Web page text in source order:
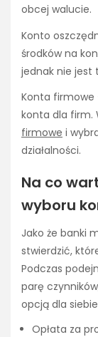
obcej walucie.
Konto
środków na
jednak nie jest
Konta firmowe
konta dla firm.
firmowe i
działalności.
Na co
wyboru
Jako że banki
stwierdzić,
Podczas
parę
opcją dla
Opłata za